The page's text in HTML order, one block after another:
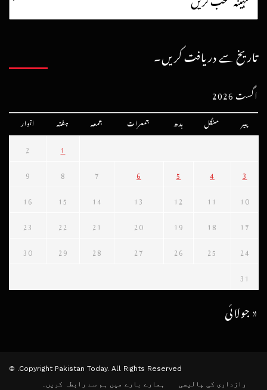
تاریخ سے دریافت کریں۔
اگست 2026
پیر منگل بدھ جمعرات جمعہ ہفتہ اتوار
1
2
3
4
5
6
7
8
9
10
11
12
13
14
15
16
17
18
19
20
21
22
23
24
25
26
27
28
29
30
31
« جولائی
Copyright Pakistan Today. All Rights Reserved. ©
رازداری کی پالیسی
ہمارے بارے میں ہم سے رابطہ کریں۔